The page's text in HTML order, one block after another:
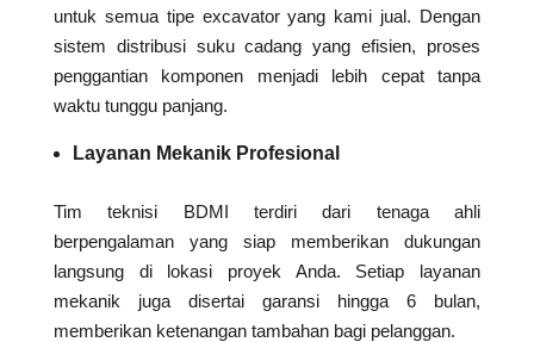
untuk semua tipe excavator yang kami jual. Dengan
sistem distribusi suku cadang yang efisien, proses
penggantian komponen menjadi lebih cepat tanpa
waktu tunggu panjang.
Layanan Mekanik Profesional
Tim teknisi BDMI terdiri dari tenaga ahli
berpengalaman yang siap memberikan dukungan
langsung di lokasi proyek Anda. Setiap layanan
mekanik juga disertai garansi hingga 6 bulan,
memberikan ketenangan tambahan bagi pelanggan.